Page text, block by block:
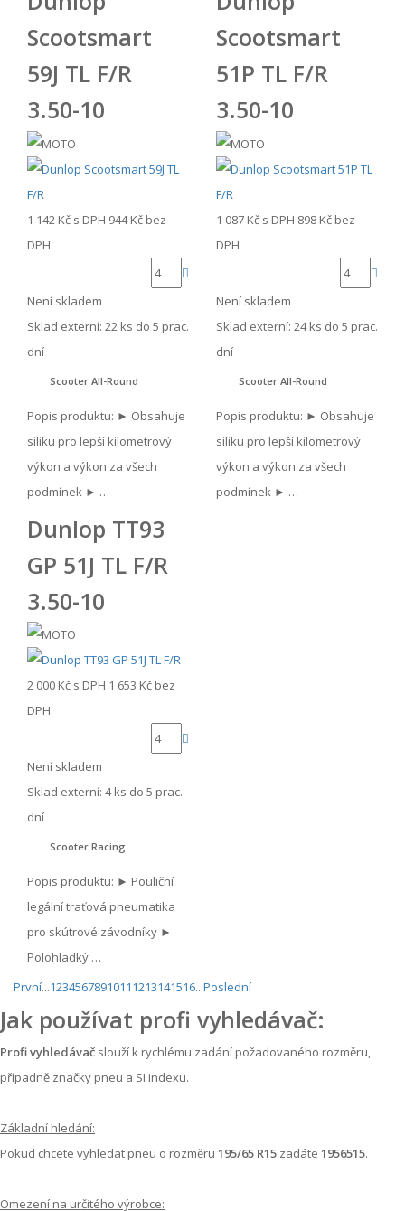
Scootsmart
59J TL F/R
3.50-10
1 142 Kč s DPH 944 Kč bez
DPH
Není skladem
Sklad externí: 22 ks do 5 prac.
dní
Scooter All-Round
Popis produktu: ► Obsahuje
siliku pro lepší kilometrový
výkon a výkon za všech
podmínek ► …
Scootsmart
51P TL F/R
3.50-10
1 087 Kč s DPH 898 Kč bez
DPH
Není skladem
Sklad externí: 24 ks do 5 prac.
dní
Scooter All-Round
Popis produktu: ► Obsahuje
siliku pro lepší kilometrový
výkon a výkon za všech
podmínek ► …
Dunlop TT93
GP 51J TL F/R
3.50-10
2 000 Kč s DPH 1 653 Kč bez
DPH
Není skladem
Sklad externí: 4 ks do 5 prac.
dní
Scooter Racing
Popis produktu: ► Pouliční
legální traťová pneumatika
pro skútrové závodníky ►
Polohladký …
První...12345678910111213141516...Poslední
Jak používat profi vyhledávač:
Profi vyhledávač slouží k rychlému zadání požadovaného rozměru,
případně značky pneu a SI indexu.
Základní hledání:
Pokud chcete vyhledat pneu o rozměru 195/65 R15 zadáte 1956515.
Omezení na určitého výrobce: